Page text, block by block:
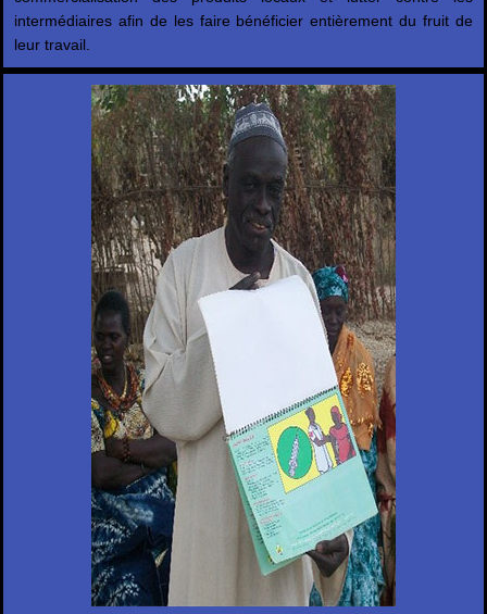
intermédiaires afin de les faire bénéficier entièrement du fruit de
leur travail.